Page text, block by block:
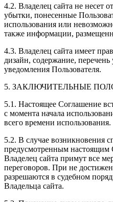
4.2. Владелец сайта не несет
убытки, понесенные
использования или
также информации,
4.3. Владелец сайта имеет
дизайн, содержание,
уведомления Пользователя.
5. ЗАКЛЮЧИТЕЛЬНЫЕ
5.1. Настоящее Соглашение
с момента начала
всего времени использования.
5.2. В случае возникновения
предусмотренным настоящим
Владелец сайта примут все
переговоров. При не
разрешаются в судебном
Владельца сайта.